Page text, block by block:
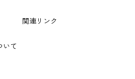
いて
関連リンク